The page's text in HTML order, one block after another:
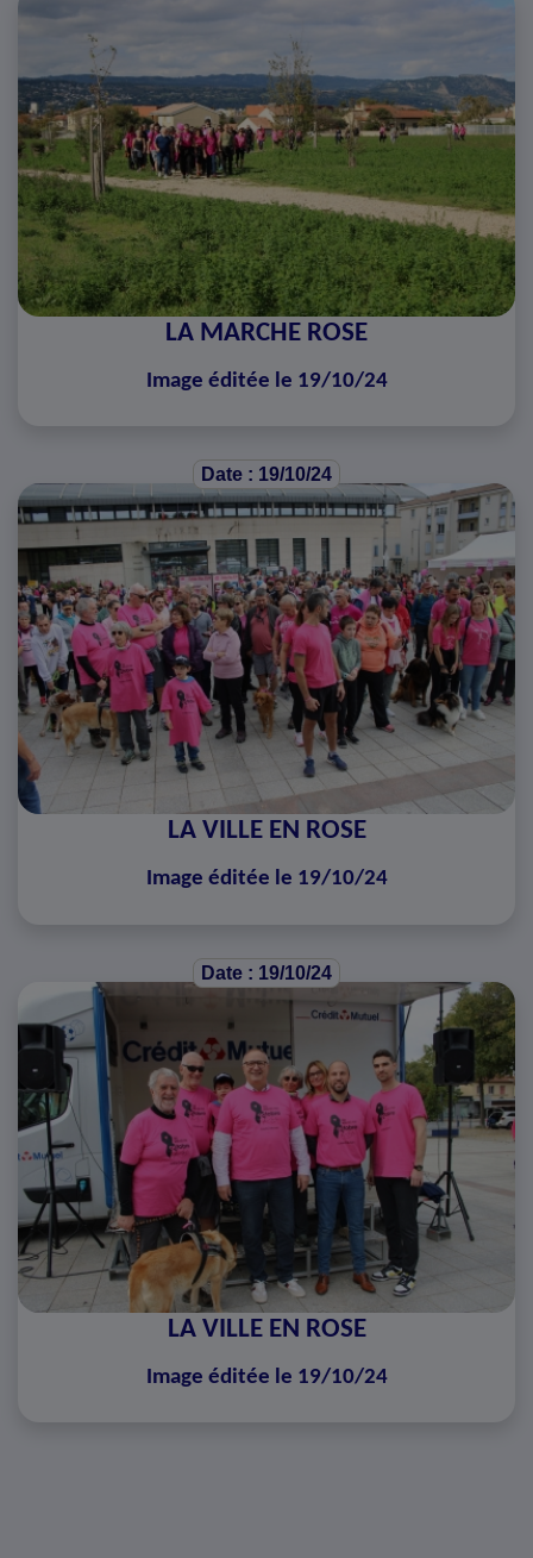
LA MARCHE ROSE
Image éditée le 19/10/24
Date : 19/10/24
LA VILLE EN ROSE
Image éditée le 19/10/24
Date : 19/10/24
LA VILLE EN ROSE
Image éditée le 19/10/24